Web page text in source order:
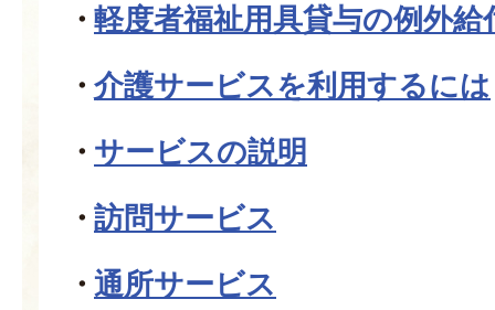
軽度者福祉用具貸与の例外
介護サービスを利用するには
サービスの説明
訪問サービス
通所サービス